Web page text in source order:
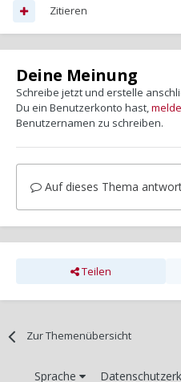
Zitieren
Deine Meinung
Schreibe jetzt und erstelle
Du ein Benutzerkonto hast,
Benutzernamen zu schreiben.
Auf dieses Thema
Teilen
Zur Themenübersicht
Sprache